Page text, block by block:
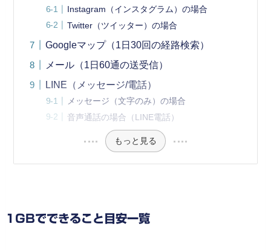
Instagram（インスタグラム）の場合
Twitter（ツイッター）の場合
Googleマップ（1日30回の経路検索）
メール（1日60通の送受信）
LINE（メッセージ/電話）
メッセージ（文字のみ）の場合
音声通話の場合（LINE電話）
もっと見る
1GBでできること目安一覧